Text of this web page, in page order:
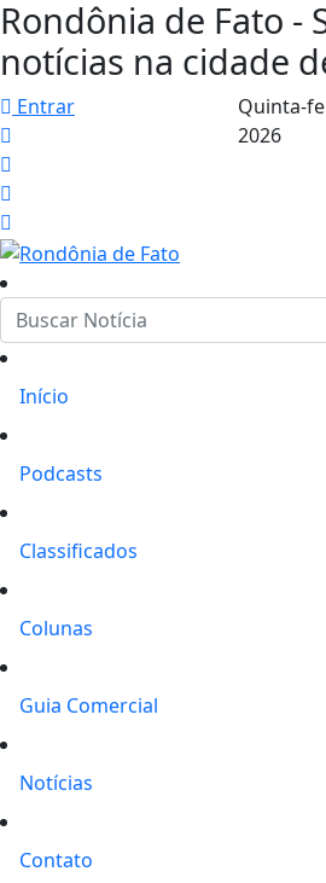
Rondônia de Fato -
notícias na cidade
Entrar Quinta-
2026
Início
Podcasts
Classificados
Colunas
Guia Comercial
Notícias
Contato